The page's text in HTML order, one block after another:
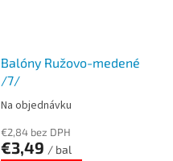
Balóny Ružovo-medené
/7/
Na objednávku
€2,84 bez DPH
€3,49 / bal